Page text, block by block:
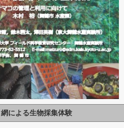
による生物採集体験